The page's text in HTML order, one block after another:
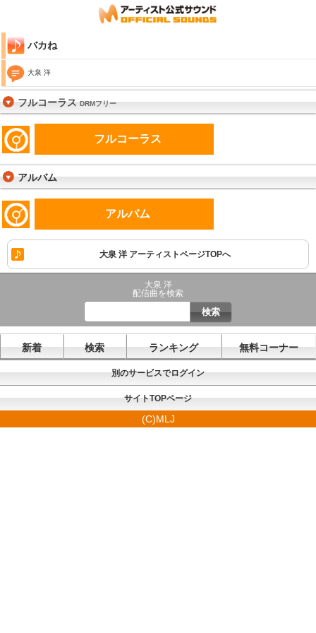
バカね
大泉 洋
フルコーラスDRMフリー
フルコーラス
アルバム
アルバム
大泉 洋 アーティストページTOPへ
大泉 洋
配信曲を検索
新着 検索 ランキング 無料コーナー
別のサービスでログイン
サイトTOPページ
(C)MLJ